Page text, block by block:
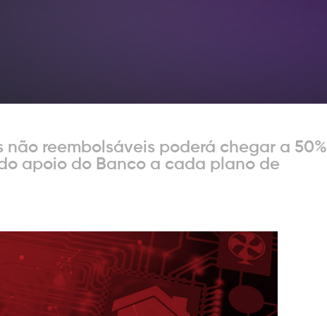
proibido a reprodução total ou parcial sem autorização prévia.
reembolsáveis poderá chegar a 50%
apoio do Banco a cada plano de